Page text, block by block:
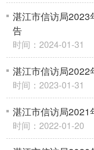
湛江市信访局2023
告
时间：2024-01-31
湛江市信访局2022
时间：2023-01-31
湛江市信访局2021
时间：2022-01-20